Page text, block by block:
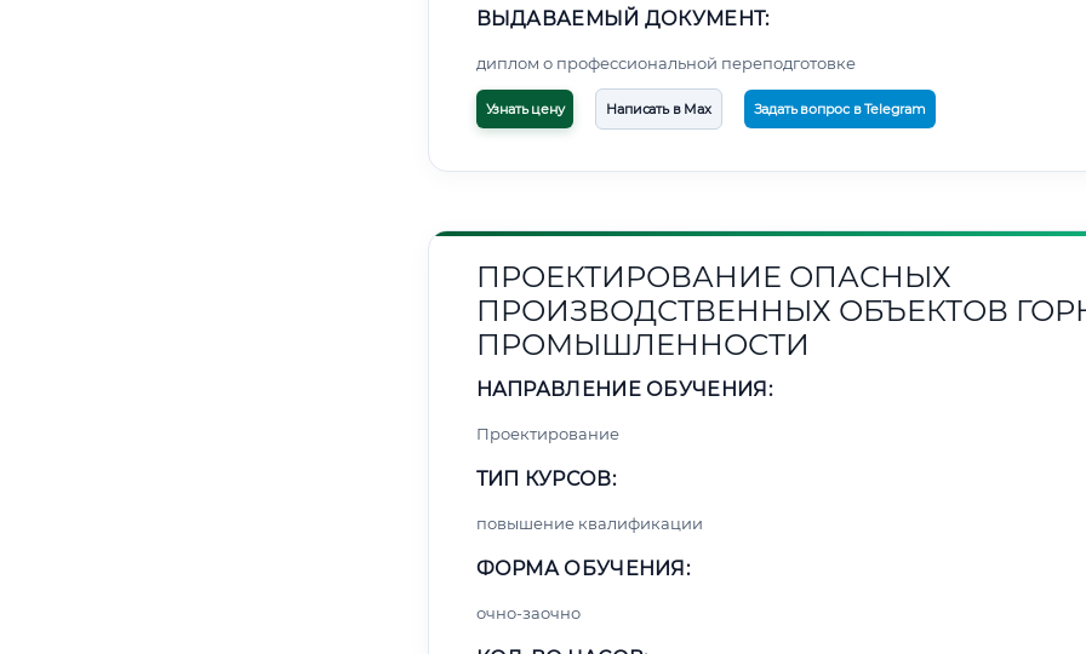
ВЫДАВАЕМЫЙ ДОКУМЕНТ:
диплом о профессиональной переподготовке
Узнать цену Написать в Max Задать вопрос в Telegram
ПРОЕКТИРОВАНИЕ ОПАСНЫХ
ПРОИЗВОДСТВЕННЫХ ОБЪЕКТОВ
ПРОМЫШЛЕННОСТИ
НАПРАВЛЕНИЕ ОБУЧЕНИЯ:
Проектирование
ТИП КУРСОВ:
повышение квалификации
ФОРМА ОБУЧЕНИЯ:
очно-заочно